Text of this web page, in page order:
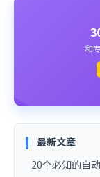
和
最新文章
20个必知的自